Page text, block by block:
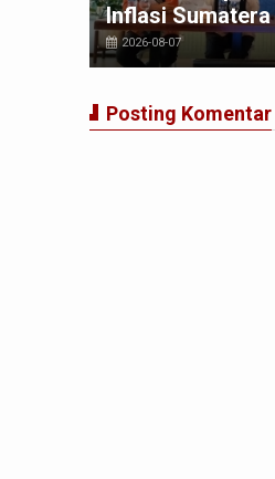
Inflasi
2026-08-07
Posting Komentar